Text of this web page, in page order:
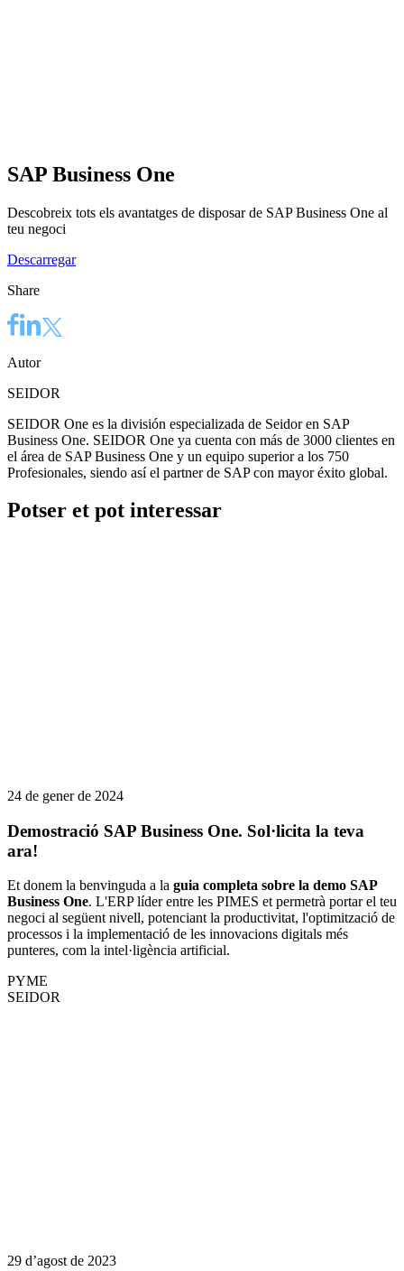
SAP Business One
Descobreix tots els avantatges de disposar de SAP Business One al
teu negoci
Descarregar
Share
Autor
SEIDOR
SEIDOR One es la división especializada de Seidor en SAP
Business One. SEIDOR One ya cuenta con más de 3000 clientes en
el área de SAP Business One y un equipo superior a los 750
Profesionales, siendo así el partner de SAP con mayor éxito global.
Potser et pot interessar
24 de gener de 2024
Demostració SAP Business One. Sol·licita la teva
ara!
Et donem la benvinguda a la guia completa sobre la demo SAP
Business One. L'ERP líder entre les PIMES et permetrà portar el teu
negoci al següent nivell, potenciant la productivitat, l'optimització de
processos i la implementació de les innovacions digitals més
punteres, com la intel·ligència artificial.
PYME
SEIDOR
29 d’agost de 2023